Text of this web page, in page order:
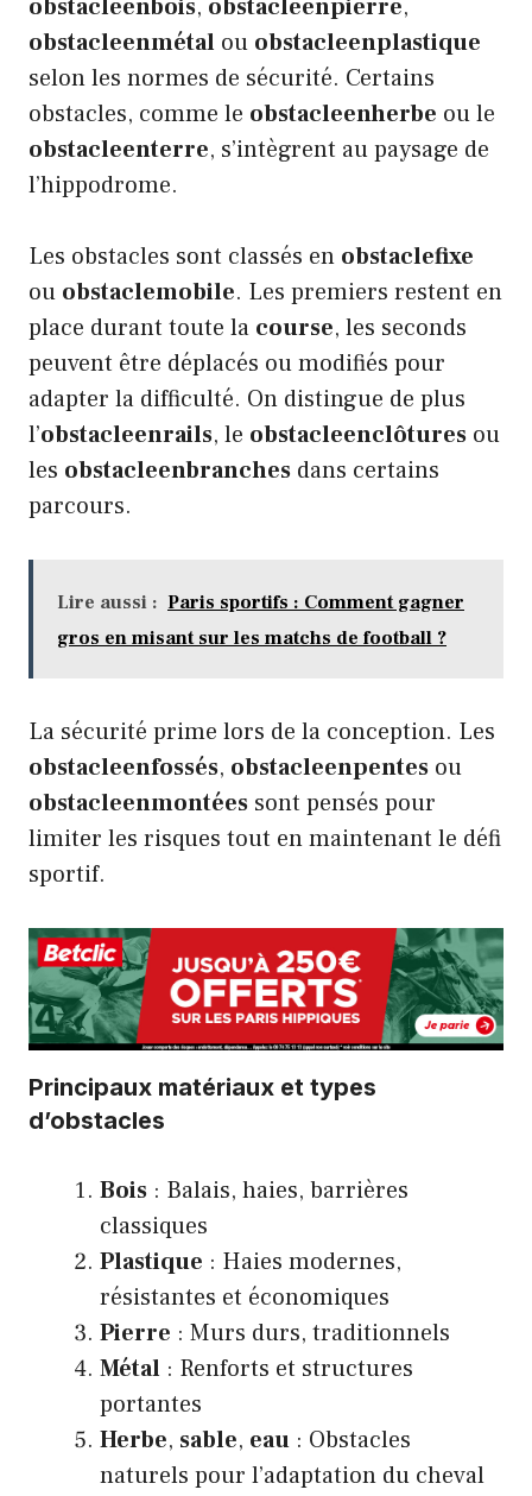
obstacleenbois, obstacleenpierre,
obstacleenmétal ou obstacleenplastique
selon les normes de sécurité. Certains
obstacles, comme le obstacleenherbe ou le
obstacleenterre, s’intègrent au paysage de
l’hippodrome.
Les obstacles sont classés en obstaclefixe
ou obstaclemobile. Les premiers restent en
place durant toute la course, les seconds
peuvent être déplacés ou modifiés pour
adapter la difficulté. On distingue de plus
l’obstacleenrails, le obstacleenclôtures ou
les obstacleenbranches dans certains
parcours.
Lire aussi : Paris sportifs : Comment gagner
gros en misant sur les matchs de football ?
La sécurité prime lors de la conception. Les
obstacleenfossés, obstacleenpentes ou
obstacleenmontées sont pensés pour
limiter les risques tout en maintenant le défi
sportif.
Principaux matériaux et types
d’obstacles
Bois : Balais, haies, barrières
classiques
Plastique : Haies modernes,
résistantes et économiques
Pierre : Murs durs, traditionnels
Métal : Renforts et structures
portantes
Herbe, sable, eau : Obstacles
naturels pour l’adaptation du cheval